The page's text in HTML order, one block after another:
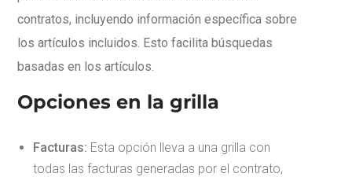
contratos, incluyendo información específica sobre
los artículos incluidos. Esto facilita búsquedas
basadas en los artículos.
Opciones en la grilla
Facturas: Esta opción lleva a una grilla con
todas las facturas generadas por el contrato,